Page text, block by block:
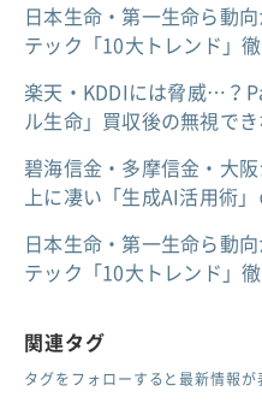
日本生命・第一生命ら動
テック「10大トレンド」
楽天・KDDIには脅威…？
ル生命」買収後の無視で
碧海信金・多摩信金・大
上に凄い「生成AI活用術
日本生命・第一生命ら動
テック「10大トレンド」
関連タグ
タグをフォローすると最新情報が